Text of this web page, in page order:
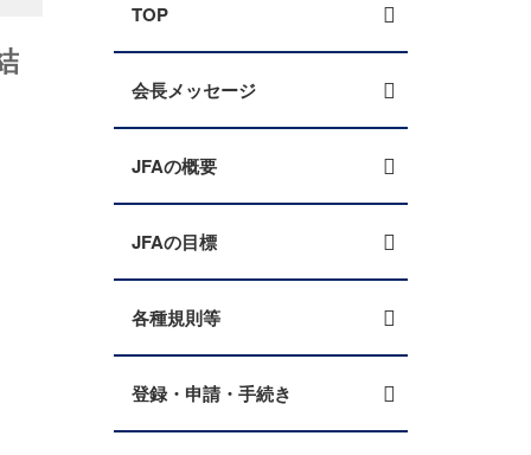
TOP
会長メッセージ
JFAの概要
JFAの目標
各種規則等
登録・申請・手続き